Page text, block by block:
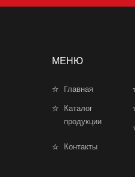
МЕНЮ
Главная
Каталог
продукции
Контакты